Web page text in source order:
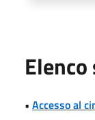
• Accesso al